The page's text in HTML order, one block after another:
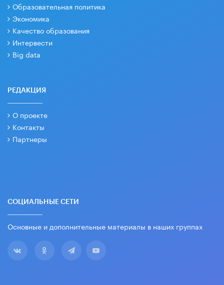
Образовательная политика
Экономика
Качество образования
Интервести
Big data
РЕДАКЦИЯ
О проекте
Контакты
Партнеры
СОЦИАЛЬНЫЕ СЕТИ
Основные и дополнительные материалы в наших группах